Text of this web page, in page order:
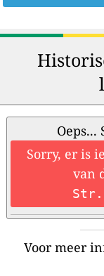
Oeps...
Sorry, er is
van
Str.
Voor meer